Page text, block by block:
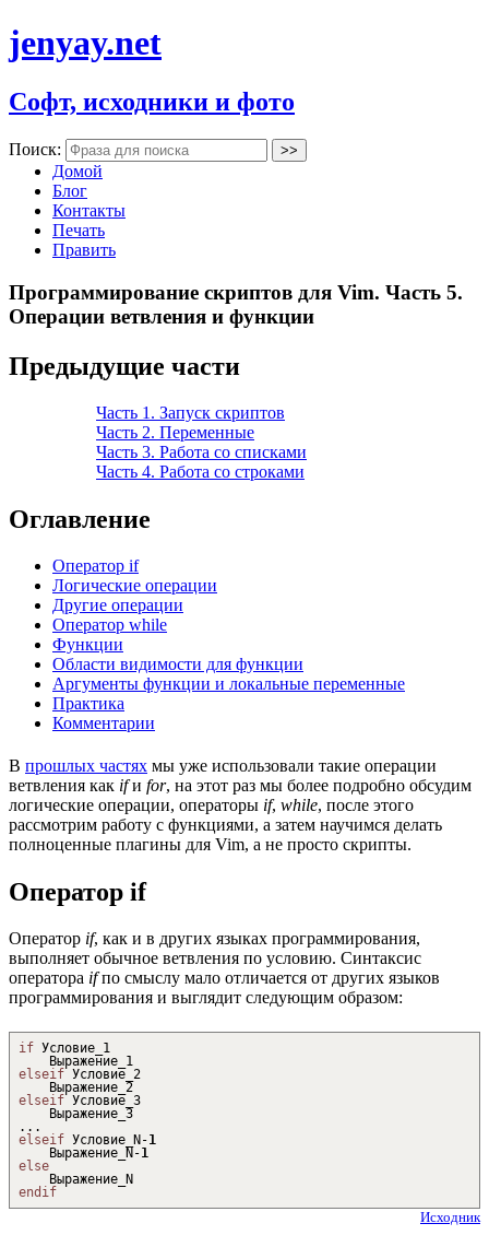
jenyay.net
Софт, исходники и фото
Поиск:
Домой
Блог
Контакты
Печать
Править
Программирование скриптов для Vim. Часть 5.
Операции ветвления и функции
Предыдущие части
Часть 1. Запуск скриптов
Часть 2. Переменные
Часть 3. Работа со списками
Часть 4. Работа со строками
Оглавление
Оператор if
Логические операции
Другие операции
Оператор while
Функции
Области видимости для функции
Аргументы функции и локальные переменные
Практика
Комментарии
В прошлых частях мы уже использовали такие операции
ветвления как ifи for, на этот раз мы более подробно обсудим
логические операции, операторы if, while, после этого
рассмотрим работу с функциями, а затем научимся делать
полноценные плагины для Vim, а не просто скрипты.
Оператор if
Оператор if, как и в других языках программирования,
выполняет обычное ветвления по условию. Синтаксис
оператора ifпо смыслу мало отличается от других языков
программирования и выглядит следующим образом:
if Условие_1
Выражение_1
elseifУсловие_2
Выражение_2
elseifУсловие_3
Выражение_3
...
elseif Условие_N-1
Выражение_N-1
else
Выражение_N
endif
Исходник